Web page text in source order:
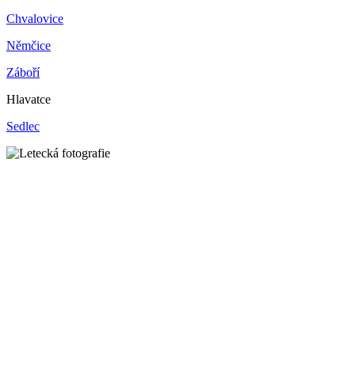
Chvalovice
Němčice
Záboří
Hlavatce
Sedlec